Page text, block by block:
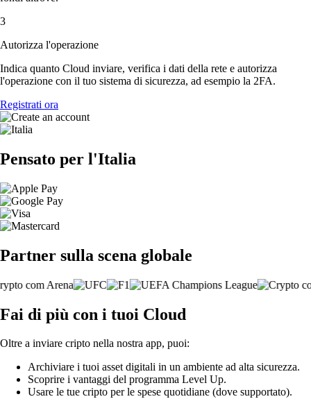
3
Autorizza l'operazione
Indica quanto Cloud inviare, verifica i dati della rete e autorizza
l'operazione con il tuo sistema di sicurezza, ad esempio la 2FA.
Registrati ora
Pensato per l'Italia
Partner sulla scena globale
Fai di più con i tuoi Cloud
Oltre a inviare cripto nella nostra app, puoi:
Archiviare i tuoi asset digitali in un ambiente ad alta sicurezza.
Scoprire i vantaggi del programma Level Up.
Usare le tue cripto per le spese quotidiane (dove supportato).